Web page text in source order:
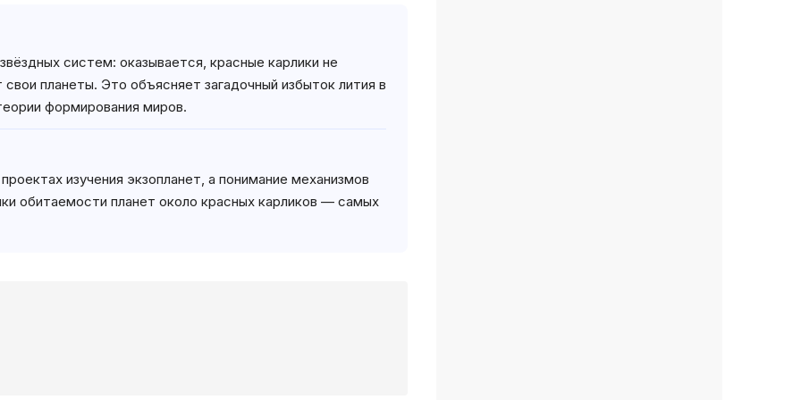
систем: оказывается, красные карлики не
планеты. Это объясняет загадочный избыток лития в
формирования миров.
изучения экзопланет, а понимание механизмов
обитаемости планет около красных карликов — самых